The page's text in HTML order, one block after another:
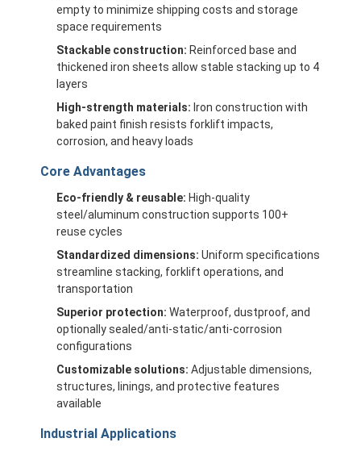
empty to minimize shipping costs and storage
space requirements
Stackable construction: Reinforced base and
thickened iron sheets allow stable stacking up to 4
layers
High-strength materials: Iron construction with
baked paint finish resists forklift impacts,
corrosion, and heavy loads
Core Advantages
Eco-friendly & reusable: High-quality
steel/aluminum construction supports 100+
reuse cycles
Standardized dimensions: Uniform specifications
streamline stacking, forklift operations, and
transportation
Superior protection: Waterproof, dustproof, and
optionally sealed/anti-static/anti-corrosion
configurations
Customizable solutions: Adjustable dimensions,
structures, linings, and protective features
available
Industrial Applications